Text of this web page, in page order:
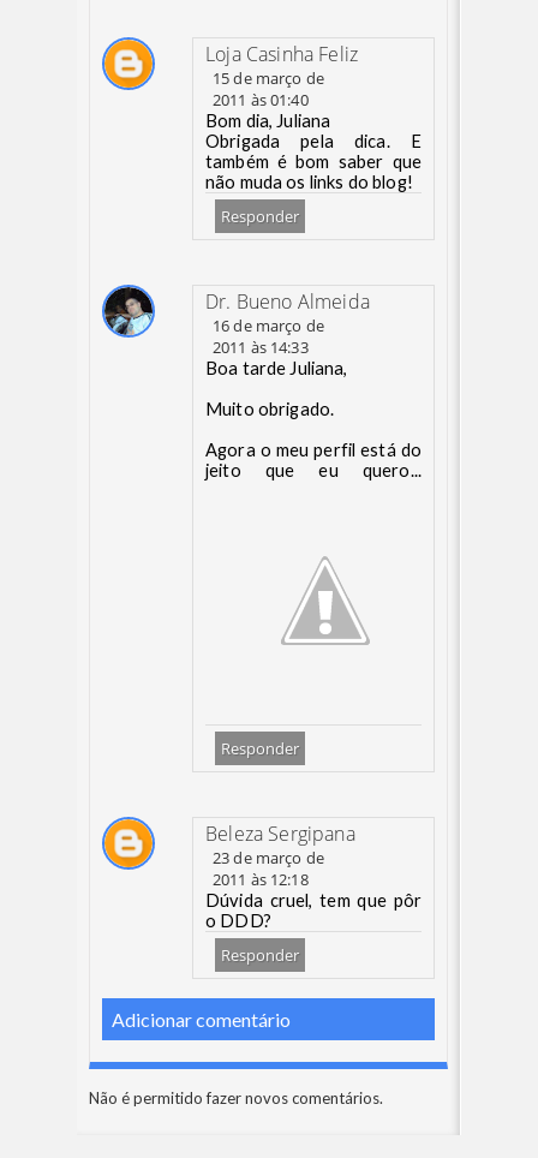
Loja Casinha Feliz
15 de março de
2011 às 01:40
Bom dia, Juliana
Obrigada pela dica. E
também é bom saber que
não muda os links do blog!
Responder
Dr. Bueno Almeida
16 de março de
2011 às 14:33
Boa tarde Juliana,
Muito obrigado.
Agora o meu perfil está do
jeito que eu quero...
Responder
Beleza Sergipana
23 de março de
2011 às 12:18
Dúvida cruel, tem que pôr
o DDD?
Responder
Adicionar comentário
Não é permitido fazer novos comentários.